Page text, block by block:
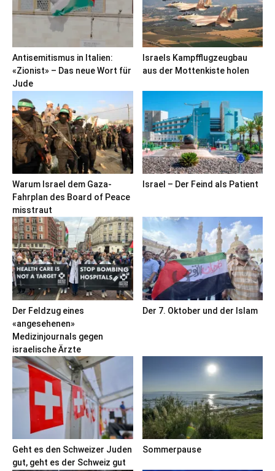
Antisemitismus in Italien:
«Zionist» – Das neue Wort für
Jude
Israels Kampfflugzeugbau
aus der Mottenkiste holen
Warum Israel dem Gaza-
Fahrplan des Board of Peace
misstraut
Israel – Der Feind als Patient
Der Feldzug eines
«angesehenen»
Medizinjournals gegen
israelische Ärzte
Der 7. Oktober und der Islam
Geht es den Schweizer Juden
gut, geht es der Schweiz gut
Sommerpause